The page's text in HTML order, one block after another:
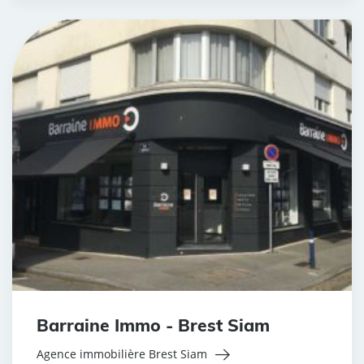
Barraine Immo - Brest Siam
Agence immobilière Brest Siam